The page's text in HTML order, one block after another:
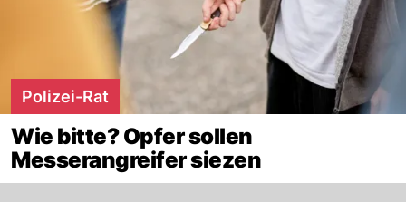
Polizei-Rat
Wie bitte? Opfer sollen
Messerangreifer siezen